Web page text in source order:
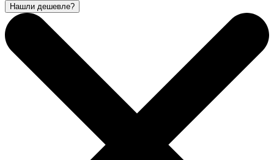
Нашли дешевле?